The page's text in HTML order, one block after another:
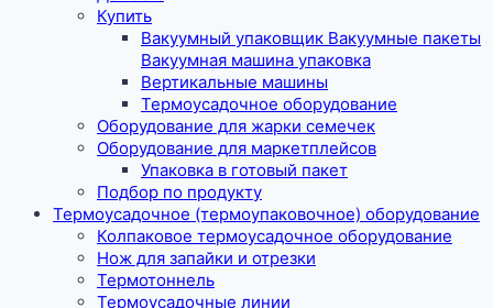
Купить
Вакуумный упаковщик Вакуумные пакеты
Вакуумная машина упаковка
Вертикальные машины
Термоусадочное оборудование
Оборудование для жарки семечек
Оборудование для маркетплейсов
Упаковка в готовый пакет
Подбор по продукту
Термоусадочное (термоупаковочное) оборудование
Колпаковое термоусадочное оборудование
Нож для запайки и отрезки
Термотоннель
Термоусадочные линии